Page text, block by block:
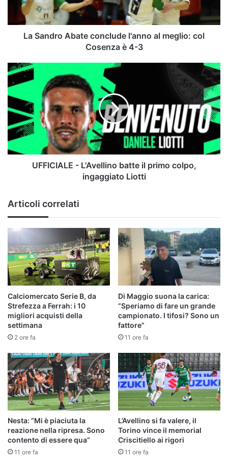
meglio:
Cosenza
La Sandro Abate conclude l'anno al meglio: col
Cosenza è 4-3
UFFICIALE
-
L'Avellino
batte
il
primo
colpo,
ingaggiato
Liotti
UFFICIALE - L'Avellino batte il primo colpo,
ingaggiato Liotti
Articoli correlati
Calciomercato Serie B, da
Strefezza a Ferrah: i 10
migliori acquisti della
settimana
2 ore fa
Di Maggio suona la carica:
“Speriamo di fare un grande
campionato. I tifosi? Sono un
fattore”
11 ore fa
Nesta: “Mi è piaciuta la
reazione nella ripresa. Sono
contento di essere qua”
11 ore fa
L’Avellino si fa valere, il
Torino vince il memorial
Criscitiello ai rigori
11 ore fa